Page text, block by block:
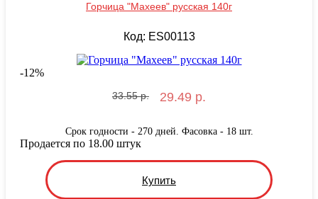
Горчица "Махеев" русская 140г
Код: ES00113
-12%
33.55 р. 29.49 р.
Срок годности - 270 дней. Фасовка - 18 шт.
Купить
Продается по 18.00 штук